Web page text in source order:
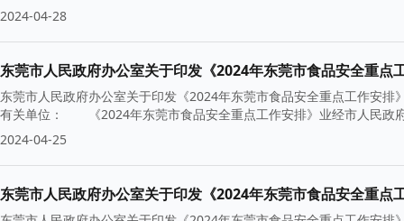
2024-04-28
东莞市人民政府办公室关于印发《2024年东莞市食品安全重点
东莞市人民政府办公室关于印发《2024年东莞市食品安全重点工作安
有关单位： 《2024年东莞市食品安全重点工作安排》业经市人民政
2024-04-25
东莞市人民政府办公室关于印发《2024年东莞市食品安全重点